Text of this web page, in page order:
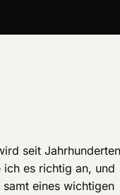
seit
es richtig an, und
eines wichtigen